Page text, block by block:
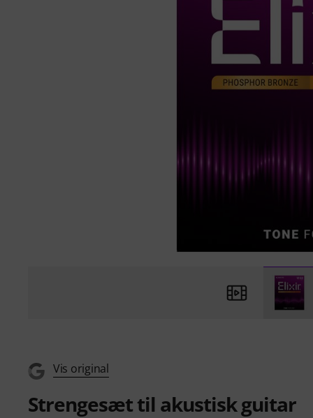
Vis original
Strengesæt til akustisk guitar